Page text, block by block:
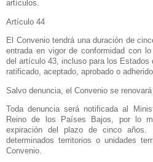
artículos.
Artículo 44
El Convenio tendrá una duración de
entrada en vigor de conformidad con
del artículo 43, incluso para los Estados
ratificado, aceptado, aprobado o
Salvo denuncia, el Convenio se
Toda denuncia será notificada al
Reino de los Países Bajos, por lo
expiración del plazo de cinco años.
determinados territorios o unidades
Convenio.